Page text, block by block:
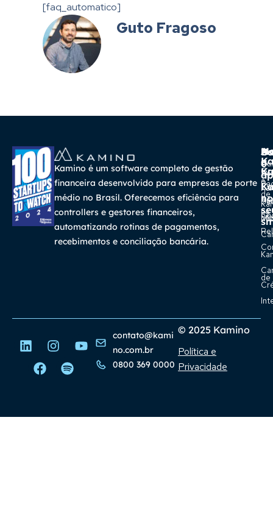
[faq_automatico]
Guto Fragoso
Kamino é um software completo de gestão
financeira desenvolvido para empresas de porte
médio no Brasil. Oferecemos eficiência para
controllers e gestores financeiros,
automatizando rotinas de pagamentos,
recebimentos e conciliação bancária.
A
a
na
a
de
de
o
no
© 2025 Kamino
Política e
Privacidade
contato@kami
no.com.br
0800 369 0000